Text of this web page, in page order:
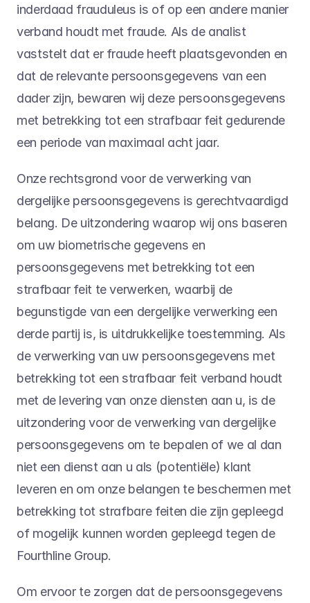
inderdaad frauduleus is of op een andere manier
verband houdt met fraude. Als de analist
vaststelt dat er fraude heeft plaatsgevonden en
dat de relevante persoonsgegevens van een
dader zijn, bewaren wij deze persoonsgegevens
met betrekking tot een strafbaar feit gedurende
een periode van maximaal acht jaar.
Onze rechtsgrond voor de verwerking van
dergelijke persoonsgegevens is gerechtvaardigd
belang. De uitzondering waarop wij ons baseren
om uw biometrische gegevens en
persoonsgegevens met betrekking tot een
strafbaar feit te verwerken, waarbij de
begunstigde van een dergelijke verwerking een
derde partij is, is uitdrukkelijke toestemming. Als
de verwerking van uw persoonsgegevens met
betrekking tot een strafbaar feit verband houdt
met de levering van onze diensten aan u, is de
uitzondering voor de verwerking van dergelijke
persoonsgegevens om te bepalen of we al dan
niet een dienst aan u als (potentiële) klant
leveren en om onze belangen te beschermen met
betrekking tot strafbare feiten die zijn gepleegd
of mogelijk kunnen worden gepleegd tegen de
Fourthline Group.
Om ervoor te zorgen dat de persoonsgegevens